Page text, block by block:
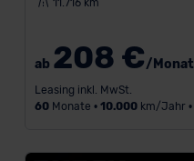
11.716 km
ab 208 €/Monat
Leasing inkl. MwSt.
60Monate • 10.000km/Jahr •